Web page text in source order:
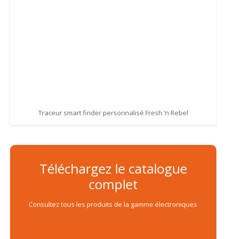
Traceur smart finder personnalisé Fresh ‘n Rebel
Téléchargez le catalogue
complet
Consultez tous les produits de la gamme électroniques